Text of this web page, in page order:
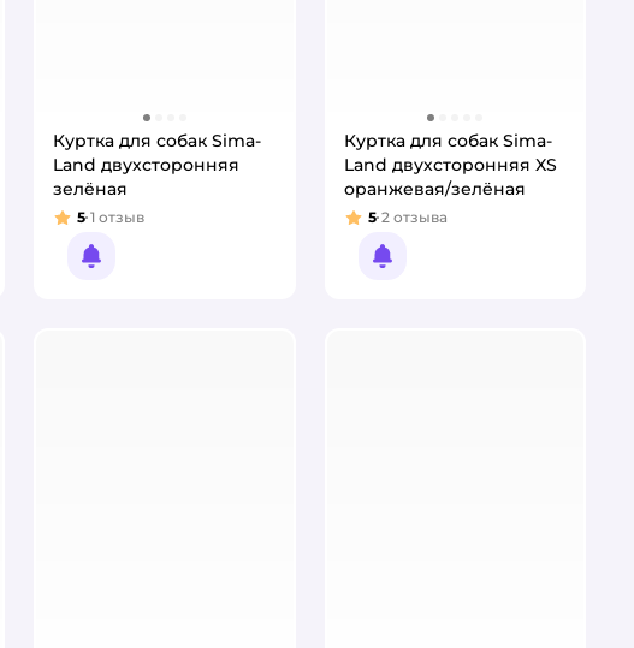
Куртка для собак Sima-
Land двухсторонняя
зелёная
Рейтинг:
5 1 отзыв
Уведомить о появлении
Куртка для собак Sima-
Land двухсторонняя XS
оранжевая/зелёная
Рейтинг:
5 2 отзыва
Уведомить о появлении